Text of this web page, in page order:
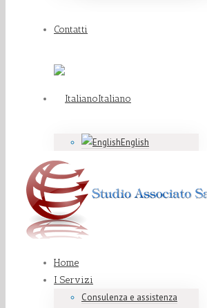
Contatti
Italiano
English
Home
I Servizi
Consulenza e assistenza